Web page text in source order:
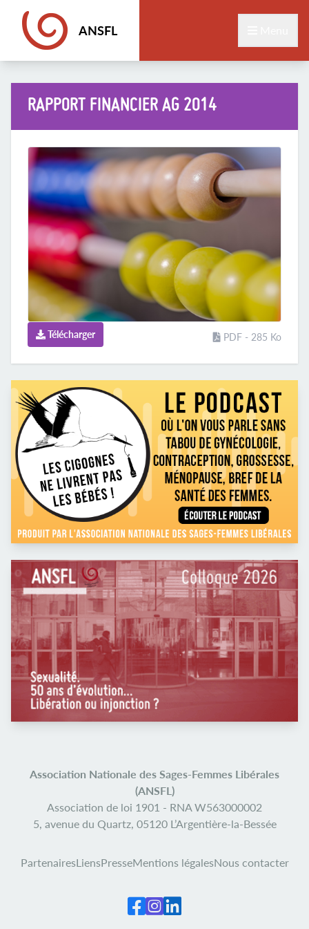
ANSFL
RAPPORT FINANCIER AG 2014
Télécharger PDF - 285 Ko
Association Nationale des Sages-Femmes Libérales
(ANSFL)
Association de loi 1901 - RNA W563000002
5, avenue du Quartz, 05120 L’Argentière-la-Bessée
PartenairesLiensPresseMentions légalesNous contacter